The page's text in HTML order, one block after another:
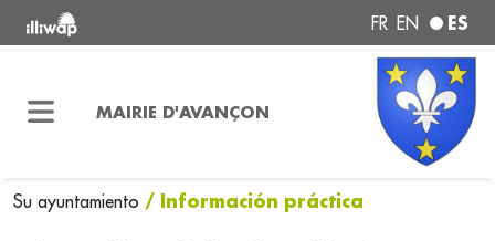
FR EN ES
MAIRIE D'AVANÇON
Su ayuntamiento / Información práctica